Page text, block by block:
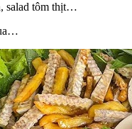
salad tôm thịt…